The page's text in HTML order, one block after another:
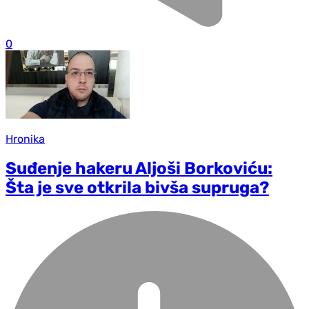
0
Hronika
Suđenje hakeru Aljoši Borkoviću:
Šta je sve otkrila bivša supruga?